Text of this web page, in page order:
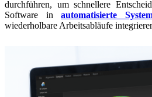
durchführen, um schnellere
Software in automatisierte
wiederholbare Arbeitsabläufe